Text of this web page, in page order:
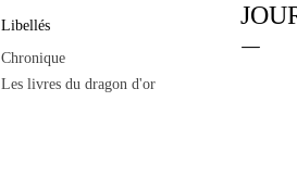
Libellés
Chronique
Les livres du dragon d'or